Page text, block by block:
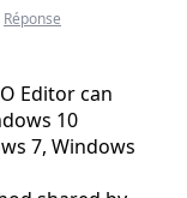
Réponse
Editor can
10
7, Windows